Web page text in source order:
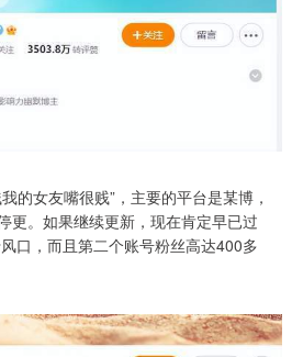
的女友嘴很贱”，主要的平台是某博，
更。如果继续更新，现在肯定早已过
口，而且第二个账号粉丝高达400多